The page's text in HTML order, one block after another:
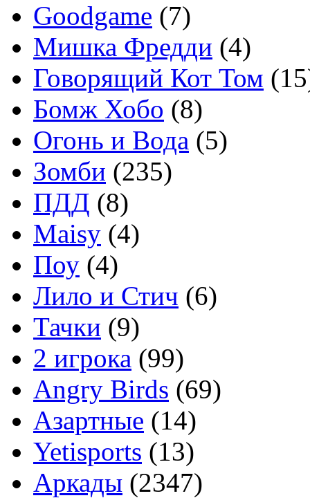
Goodgame (7)
Мишка Фредди (4)
Говорящий Кот Том
Бомж Хобо (8)
Огонь и Вода (5)
Зомби (235)
ПДД (8)
Maisy (4)
Поу (4)
Лило и Стич (6)
Тачки (9)
2 игрока (99)
Angry Birds (69)
Азартные (14)
Yetisports (13)
Аркады (2347)